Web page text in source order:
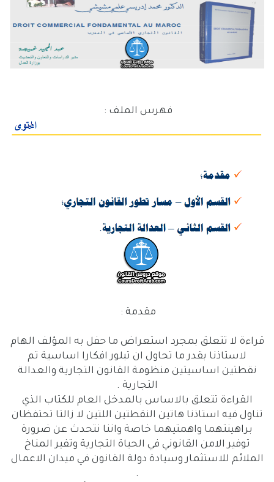
فهرس الملف :
مقدمة :
قراءة لا تتعلق بمجرد استعراض ما حفل به المؤلف الهام
لاستاذنا بقدر ما تحاول ان تبلور افكارا اساسية تم
نقطتين اساسيتين منظومة القانون التجارية والعدالة
التجارية .
القراءة تتعلق بالاساس بالمدخل العام للكتاب الذي
تناول فيه استاذنا هاتين النقطتين اللتين لا زالتا تحتفظان
براهينتهما واهمتيهما خاصة واننا نتحدث عن ضرورة
توفير الامن القانوني في الحياة التجارية وتفير المناخ
الملائم للاستثمار وسيادة دولة القانون في ميدان الاعمال
.